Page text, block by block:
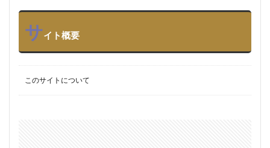
サイト概要
このサイトについて